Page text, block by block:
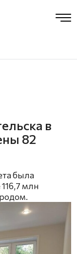
в
82
была
млн